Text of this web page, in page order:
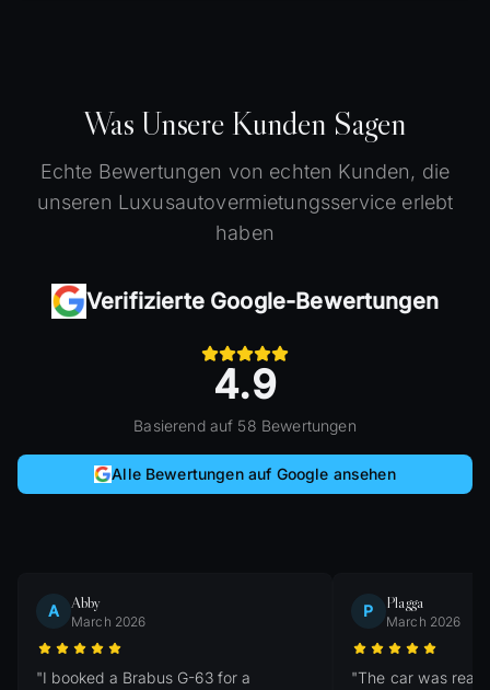
Was Unsere Kunden Sagen
Echte Bewertungen von echten Kunden, die
unseren Luxusautovermietungsservice erlebt
haben
Verifizierte Google-Bewertungen
4.9
Basierend auf 58 Bewertungen
Alle Bewertungen auf Google ansehen
A Abby
March 2026
"I booked a Brabus G-63 for a
P Plagga
March 2026
"The car was